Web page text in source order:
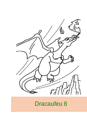
Dracaufeu 8